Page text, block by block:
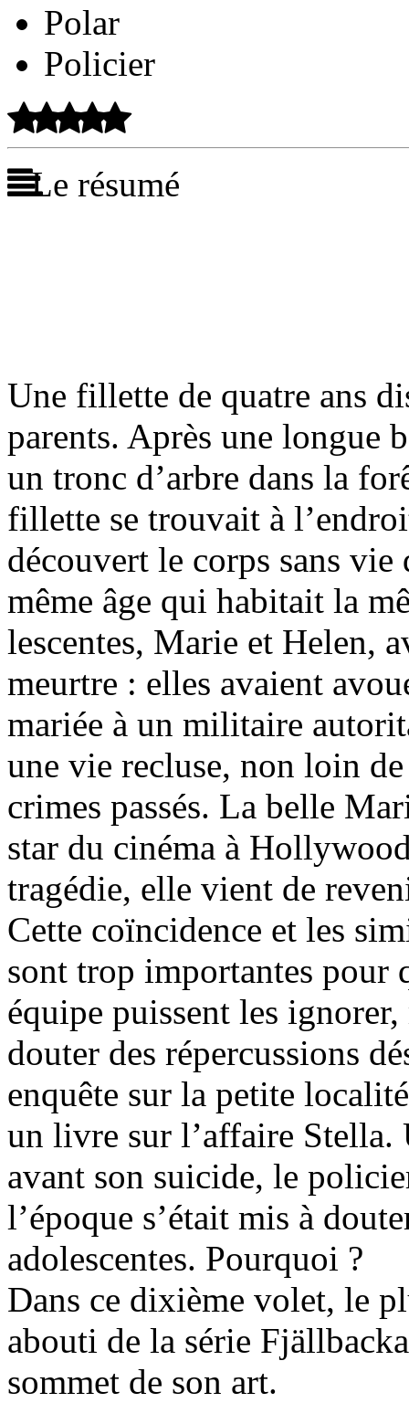
Polar
Policier
Le résumé
Une fillette de quatre ans
parents. Après une longue
un tronc d’arbre dans la
fillette se trouvait à
découvert le corps sans
même âge qui habitait la
lescentes, Marie et Helen,
meurtre : elles avaient
mariée à un militaire
une vie recluse, non loin
crimes passés. La belle
star du cinéma à
tragé­die, elle vient de
Cette coïncidence et les
sont trop importantes pour
équipe puissent les
douter des répercus­sions
enquête sur la petite
un livre sur l’affaire Stella.
avant son suicide, le
l’époque s’était mis à
adolescentes. Pourquoi ?
Dans ce dixième volet, le
abouti de la série
sommet de son art.